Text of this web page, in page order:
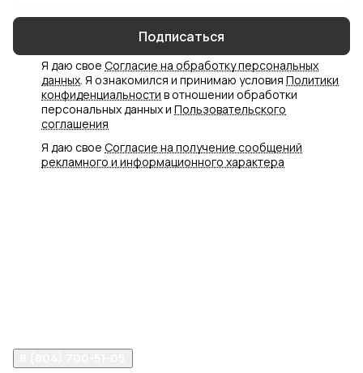
Подписаться
Я даю свое Согласие на обработку персональных
данных. Я ознакомился и принимаю условия Политики
конфиденциальности в отношении обработки
персональных данных и Пользовательского
соглашения
Я даю свое Согласие на получение сообщений
рекламного и информационного характера